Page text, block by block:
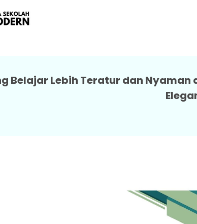
Kursi Dan Meja
Belajar Lebih Teratur dan Nyaman